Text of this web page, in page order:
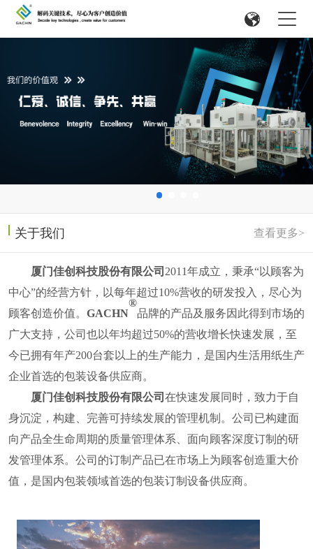
关于我们 查看更多>
厦门佳创科技股份有限公司 2011年成立， 秉承“以顾客为
中心”的经营方针，以每年超过10%营收的研发投入，尽心为
顾客创造价值。 GACHN
®
品牌的产品及服务因此得到市场的
广大支持，公司也以年均超过50%的营收增长快速发展，至
今已拥有年产200台套以上的生产能力，是国内生活用纸生产
企业首选的包装设备供应商。
厦门佳创科技股份有限公司 在快速发展同时，致力于自
身沉淀，构建、完善可持续发展的管理机制。公司已构建面
向产品全生命周期的质量管理体系、面向顾客深度订制的研
发管理体系。公司的订制产品已在市场上为顾客创造重大价
值， 是国内包装领域首选的包装订制设备供应商。